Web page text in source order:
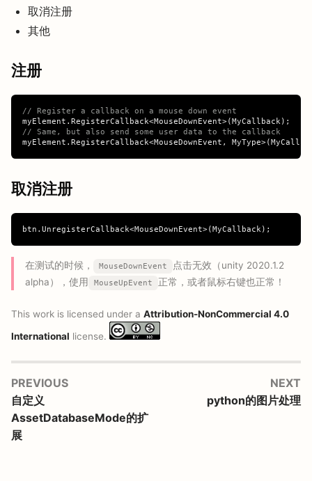
取消注册
其他
注册
// Register a callback on a mouse down event
myElement . RegisterCallback<MouseDownEvent>( MyCallback);
// Same, but also send some user data to the callback
myElement . RegisterCallback<MouseDownEvent , MyType>(
取消注册
btn . UnregisterCallback<MouseDownEvent>( MyCallback);
在测试的时候， MouseDownEvent
点击无效（unity 2020.1.2
alpha），使用
MouseUpEvent 正常，或者鼠标右键也正常！
This work is licensed under a Attribution-NonCommercial 4.0
International license.
PREVIOUS
自定义
AssetDatabaseMode的扩
展
NEXT
python的图片处理